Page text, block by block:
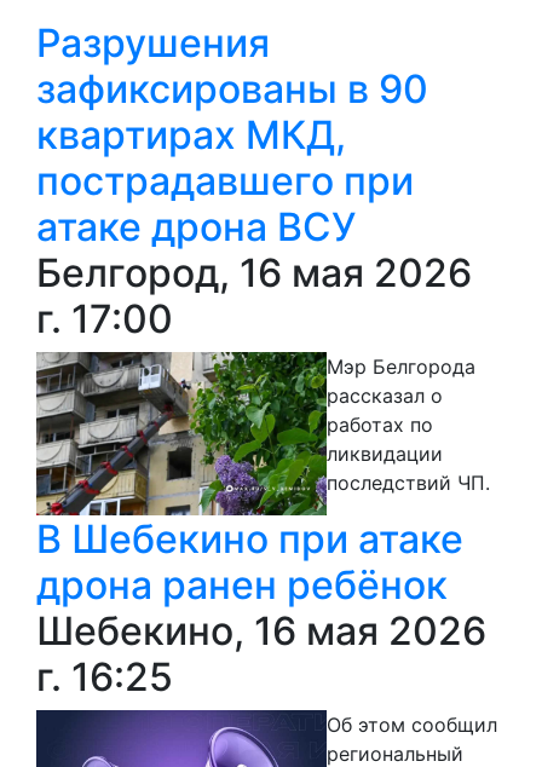
Разрушения
зафиксированы в 90
квартирах МКД,
пострадавшего при
атаке дрона ВСУ
Белгород, 16 мая 2026
г. 17:00
Мэр Белгорода
рассказал о
работах по
ликвидации
последствий ЧП.
В Шебекино при атаке
дрона ранен ребёнок
Шебекино, 16 мая 2026
г. 16:25
Об этом сообщил
региональный